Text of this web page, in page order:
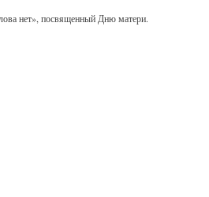
нет», посвященный Дню матери.